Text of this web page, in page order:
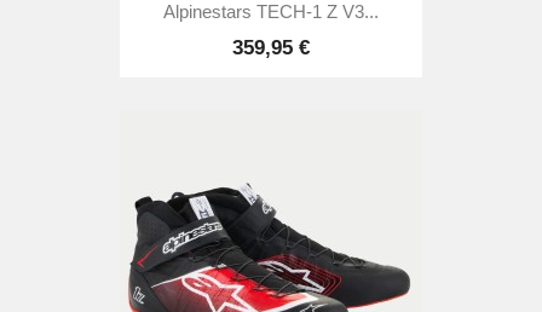
Alpinestars TECH-1 Z V3...
359,95 €